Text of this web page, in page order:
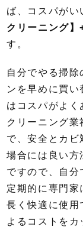
ば、コスパがい
クリーニング
す。
自分でやる掃除
ンを早めに買
はコスパがよく
クリーニング
で、安全とカビ
場合には良い方
ですので、自分
定期的に専門家
長く快適に使用
よるコストをカ